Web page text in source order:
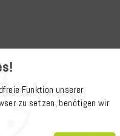
Funktion unserer
zu setzen, benötigen wir